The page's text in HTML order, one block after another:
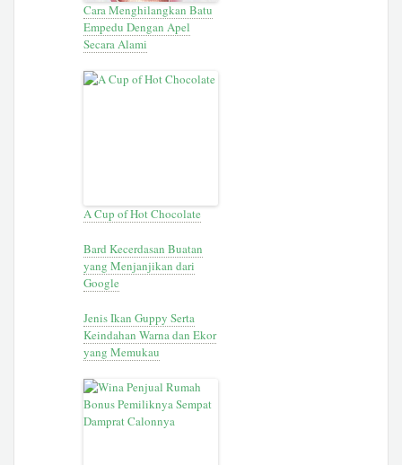
Cara Menghilangkan Batu
Empedu Dengan Apel
Secara Alami
A Cup of Hot Chocolate
Bard Kecerdasan Buatan
yang Menjanjikan dari
Google
Jenis Ikan Guppy Serta
Keindahan Warna dan Ekor
yang Memukau